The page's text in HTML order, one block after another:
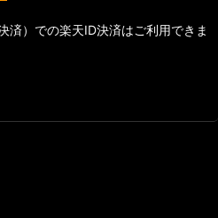
済）での楽天ID決済はご利用できま